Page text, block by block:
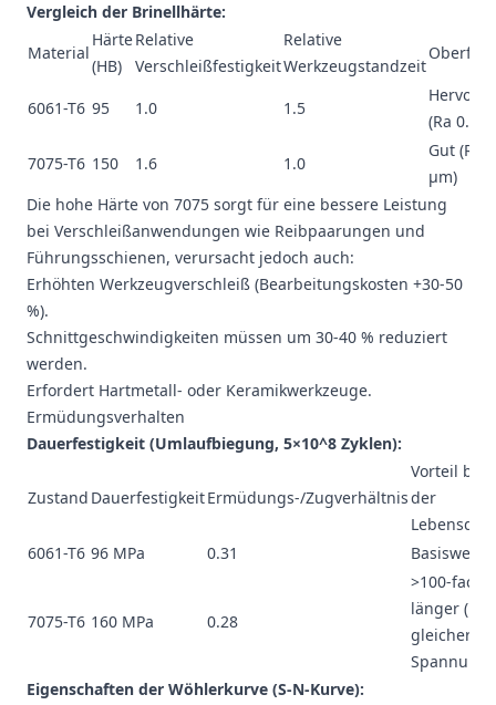
Vergleich der Brinellhärte:
Material
Härte
(HB)
Relative
Verschleißfestigkeit
Relative
Werkzeugstandzeit
6061-T6 95 1.0 1.5
(Ra 0.4-
7075-T6 150 1.6 1.0
Gut (Ra
μm)
Die hohe Härte von 7075 sorgt für eine bessere Leistung
bei Verschleißanwendungen wie Reibpaarungen und
Führungsschienen, verursacht jedoch auch:
Erhöhten Werkzeugverschleiß (Bearbeitungskosten +30-50
%).
Schnittgeschwindigkeiten müssen um 30-40 % reduziert
werden.
Erfordert Hartmetall- oder Keramikwerkzeuge.
Ermüdungsverhalten
Dauerfestigkeit (Umlaufbiegung, 5×10^8 Zyklen):
Zustand DauerfestigkeitErmüdungs-/Zugverhältnis
Vorteil bei
der
6061-T6 96 MPa 0.31 Basiswert
7075-T6 160 MPa 0.28
>100-fach
länger (bei
gleicher
Spannung)
Eigenschaften der Wöhlerkurve (S-N-Kurve):